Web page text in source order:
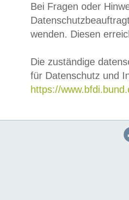
Bei Fragen oder
wenden. Diesen
Die zuständige
für Datenschutz und
https://